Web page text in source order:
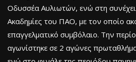
Οδυσσέα Αυλιωτών, ενώ στη
Ακαδημίες του ΠΑΟ, με τον οποίο
επαγγελματικό συμβόλαιο. Την
αγωνίστηκε σε 2 αγώνες